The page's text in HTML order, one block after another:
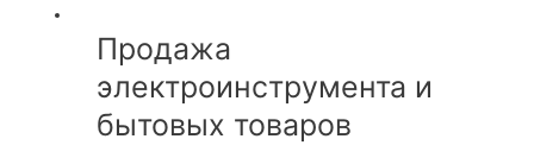
Продажа
электроинструмента и
бытовых товаров